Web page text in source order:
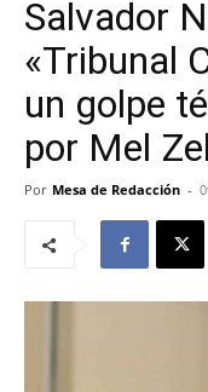
Salvador
«Tribunal
un golpe
por Mel
Por Mesa de Redacción -